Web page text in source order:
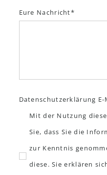
Eure Nachricht
Datenschutzerklärung
Mit der Nutzung
Sie, dass Sie die
zur Kenntnis
diese. Sie erklären